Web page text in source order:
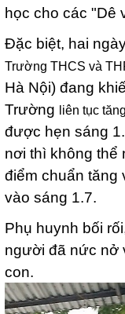
học cho các "Dê
Đặc biệt, hai
Trường THCS và
Hà Nội) đang
Trường
liên tục
được hẹn sáng
nơi thì không thể
điểm chuẩn tăng
vào sáng 1.7.
Phụ huynh bối
người đã nức nở
con.